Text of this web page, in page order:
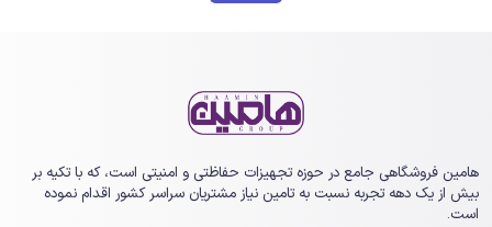
هامین فروشگاهی جامع در حوزه تجهیزات حفاظتی و امنیتی است، که با تکیه بر
بیش از یک ‏دهه تجربه نسبت به تامین نیاز مشتریان سراسر کشور اقدام نموده
است.